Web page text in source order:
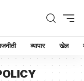
व्यापार खेल